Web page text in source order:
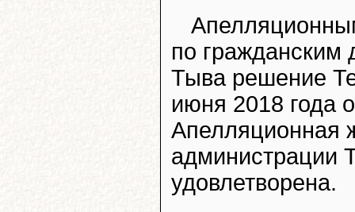
по гражданским
Тыва решение
июня 2018 года
Апелляционная
администрации
удовлетворена.